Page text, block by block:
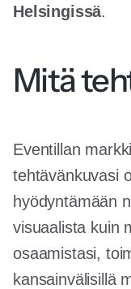
Helsingissä.
Mitä
Eventillan
tehtävänkuvasi
hyödyntämään
visuaalista kuin
osaamistasi,
kansainvälisillä